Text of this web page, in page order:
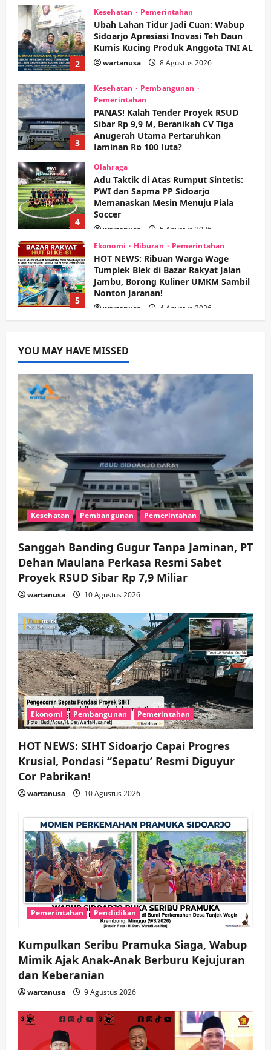
3
Kesehatan
Pembangunan
Pemerintahan
PANAS! Kalah Tender Proyek RSUD
Sibar Rp 9,9 M, Beranikah CV Tiga
Anugerah Utama Pertaruhkan
Jaminan Rp 100 Juta?
wartanusa 5 Agustus 2026
4
Olahraga
Adu Taktik di Atas Rumput Sintetis:
PWI dan Sapma PP Sidoarjo
Memanaskan Mesin Menuju Piala
Soccer
wartanusa 5 Agustus 2026
5
Ekonomi
HOT NEWS: Ribuan Warga Wage
Tumplek Blek di Bazar Rakyat Jalan
Jambu, Borong Kuliner UMKM Sambil
Nonton Jaranan!
wartanusa 4 Agustus 2026
1
Kesehatan
Pembangunan
Pemerintahan
Sanggah Banding Gugur Tanpa
Jaminan, PT Dehan Maulana Perkasa
Resmi Sabet Proyek RSUD Sibar Rp
7,9 Miliar
wartanusa 10 Agustus 2026
2
Sidoarjo Apresiasi Inovasi Teh Daun
Kumis Kucing Produk Anggota TNI AL
wartanusa 8 Agustus 2026
3
Kesehatan Pembangunan
Pemerintahan
PANAS! Kalah Tender Proyek RSUD
Sibar Rp 9,9 M, Beranikah CV Tiga
Jaminan Rp 100 Juta?
wartanusa 5 Agustus 2026
Olahraga
Adu Taktik di Atas Rumput Sintetis:
PWI dan Sapma PP Sidoarjo
Memanaskan Mesin Menuju Piala
Soccer
wartanusa 5 Agustus 2026
5
Ekonomi Hiburan Pemerintahan
HOT NEWS: Ribuan Warga Wage
Tumplek Blek di Bazar Rakyat Jalan
Jambu, Borong Kuliner UMKM Sambil
wartanusa 4 Agustus 2026
YOU MAY HAVE MISSED
Kesehatan Pembangunan Pemerintahan
Sanggah Banding Gugur Tanpa Jaminan, PT
Dehan Maulana Perkasa Resmi Sabet
Proyek RSUD Sibar Rp 7,9 Miliar
wartanusa 10 Agustus 2026
Ekonomi Pembangunan Pemerintahan
HOT NEWS: SIHT Sidoarjo Capai Progres
Krusial, Pondasi “Sepatu’ Resmi Diguyur
Cor Pabrikan!
wartanusa 10 Agustus 2026
Pemerintahan Pendidikan
Kumpulkan Seribu Pramuka Siaga, Wabup
Mimik Ajak Anak-Anak Berburu Kejujuran
dan Keberanian
wartanusa 9 Agustus 2026